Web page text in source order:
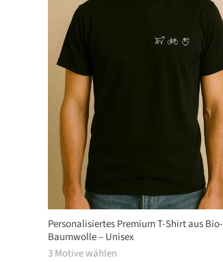
Personalisiertes Premium T-Shirt aus Bio-
Baumwolle – Unisex
3 Motive wählen